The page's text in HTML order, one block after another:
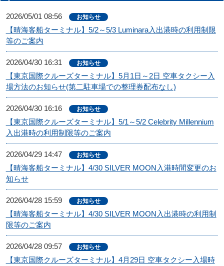
2026/05/01 08:56 お知らせ
【晴海客船ターミナル】5/2～5/3 Luminara入出港時の利用制限
等のご案内
2026/04/30 16:31 お知らせ
【東京国際クルーズターミナル】5月1日～2日 空車タクシー入
場方法のお知らせ(第二駐車場での整理券配布なし)
2026/04/30 16:16 お知らせ
【東京国際クルーズターミナル】5/1～5/2 Celebrity Millennium
入出港時の利用制限等のご案内
2026/04/29 14:47 お知らせ
【晴海客船ターミナル】4/30 SILVER MOON入港時間変更のお
知らせ
2026/04/28 15:59 お知らせ
【晴海客船ターミナル】4/30 SILVER MOON入出港時の利用制
限等のご案内
2026/04/28 09:57 お知らせ
【東京国際クルーズターミナル】4月29日 空車タクシー入場時